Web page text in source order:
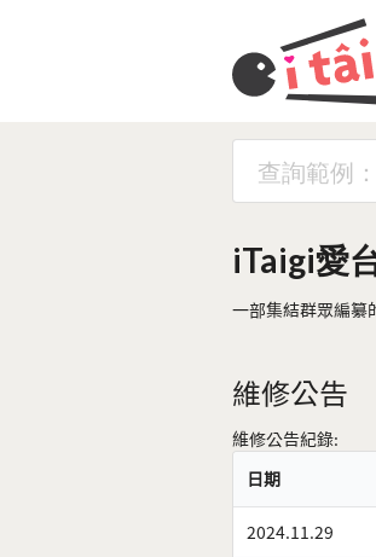
iTaigi愛
一部集結群眾編纂
維修公告
維修公告紀錄:
日期
2024.11.29